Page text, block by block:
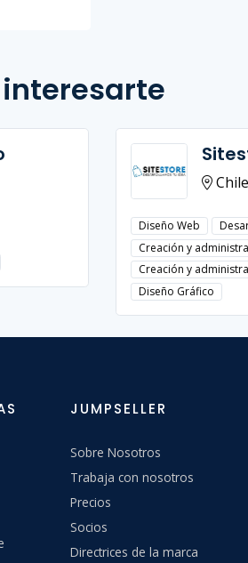
Chile
Diseño Web
Creación y
Creación y
Diseño Gráfico
JUMPSELLER
Sobre Nosotros
Trabaja con nosotros
Precios
Socios
Directrices de la marca